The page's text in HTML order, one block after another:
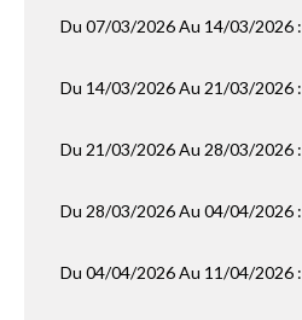
Du 07/03/2026 Au 14/03/2026 :
Du 14/03/2026 Au 21/03/2026 :
Du 21/03/2026 Au 28/03/2026 :
Du 28/03/2026 Au 04/04/2026 :
Du 04/04/2026 Au 11/04/2026 :